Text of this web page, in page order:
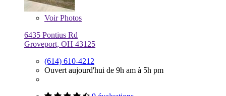
VoirPhotos
6435 Pontius Rd
Groveport, OH 43125
(614) 610-4212
Ouvert aujourd'hui de 9h am à 5h pm